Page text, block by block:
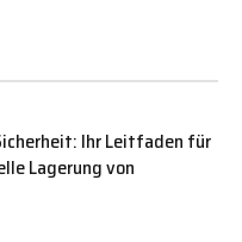
Ihr Leitfaden für
Lagerung von